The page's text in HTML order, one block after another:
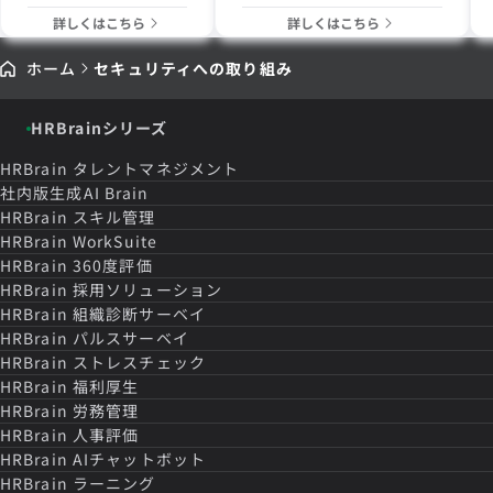
詳しくはこちら 詳しくはこちら
ホーム セキュリティへの取り組み
HRBrainシリーズ
HRBrain タレントマネジメント
社内版生成AI Brain
HRBrain スキル管理
HRBrain WorkSuite
HRBrain 360度評価
HRBrain 採用ソリューション
HRBrain 組織診断サーベイ
HRBrain パルスサーベイ
HRBrain ストレスチェック
HRBrain 福利厚生
HRBrain 労務管理
HRBrain 人事評価
HRBrain AIチャットボット
HRBrain ラーニング